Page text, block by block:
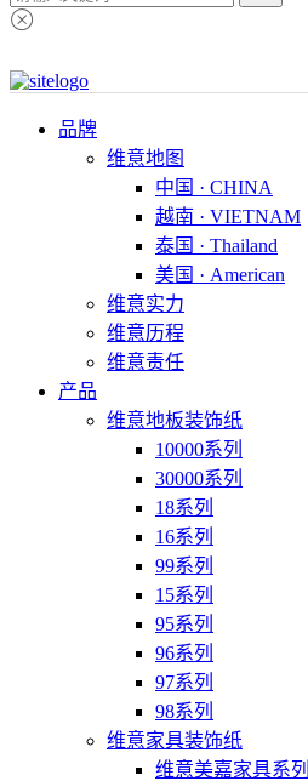
品牌
维意地图
中国 · CHINA
越南 · VIETNAM
泰国 · Thailand
美国 · American
维意实力
维意历程
维意责任
产品
维意地板装饰纸
10000系列
30000系列
18系列
16系列
99系列
15系列
95系列
96系列
97系列
98系列
维意家具装饰纸
维意美嘉家具系列